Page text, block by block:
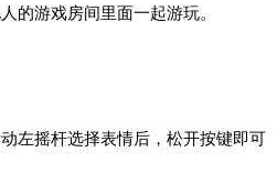
的游戏房间里面一起游玩。
左摇杆选择表情后，松开按键即可